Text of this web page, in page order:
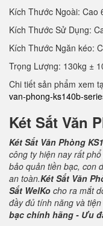
Kích Thước Ngoài: Cao
Kích Thước Sử Dụng:
Kích Thước Ngăn kéo:
Trọng Lượng: 130kg ±
Chi tiết sản phẩm xem
van-phong-ks140b-
Két Sắt Văn
Két Sắt Văn Phòng
công ty hiện nay rất
bảo quản tiền bạc, con
an toàn.Két Sắt Văn
Sắt WelKo cho ra mắt
đầy đủ tính năng và tiện
bạc chính hãng - Ưu